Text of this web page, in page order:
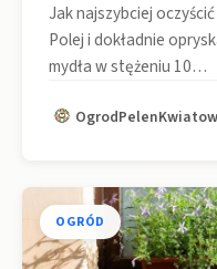
Jak najszybciej
Polej i dokładnie
mydła w stężeniu 10…
OGRÓD